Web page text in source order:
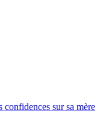
sur sa mère